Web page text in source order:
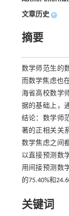
文章历史 +
摘要
数学师范生的
而数学焦虑也
海省高校数学
据的基础上，
结论：数学师
著的正相关关
数学焦虑之间
以直接预测数
用间接预测数
的75.40%和
关键词